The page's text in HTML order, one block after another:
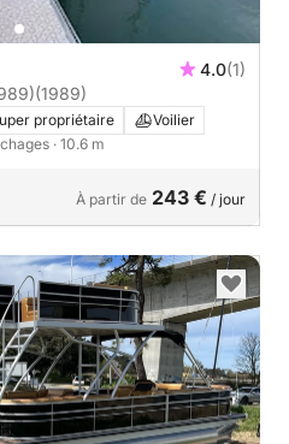
4.0(1)
(1989)
propriétaire
Voilier
· 10.6 m
À partir de 243 € / jour